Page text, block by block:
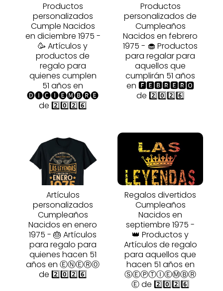
Productos
personalizados
Cumple Nacidos
en diciembre 1975 -
🥳 Artículos y
productos de
regalo para
quienes cumplen
51 años en
🅓🅘🅒🅘🅔🅜🅑🅡🅔
de 2️⃣0️⃣2️⃣6️⃣
Productos
personalizados de
Cumpleaños
Nacidos en febrero
1975 - 🧁 Productos
para regalar para
aquellos que
cumplirán 51 años
en 🅵🅴🅱🆁🅴🆁🅾
de 2️⃣0️⃣2️⃣6️⃣
Artículos
personalizados
Cumpleaños
Nacidos en enero
1975 - 🎂 Artículos
para regalo para
quienes hacen 51
años en ⒺⓃⒺⓇⓄ
de 2️⃣0️⃣2️⃣6️⃣
Regalos divertidos
Cumpleaños
Nacidos en
septiembre 1975 -
👑 Productos y
Artículos de regalo
para aquellos que
hacen 51 años en
ⓈⒺⓅⓉⒾⒺⓂⒷⓇ
Ⓔ de 2️⃣0️⃣2️⃣6️⃣